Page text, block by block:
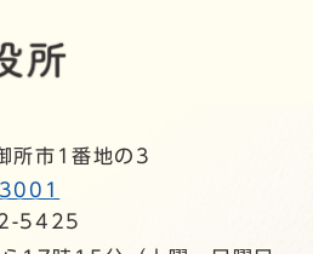
所市1番地の3
5425